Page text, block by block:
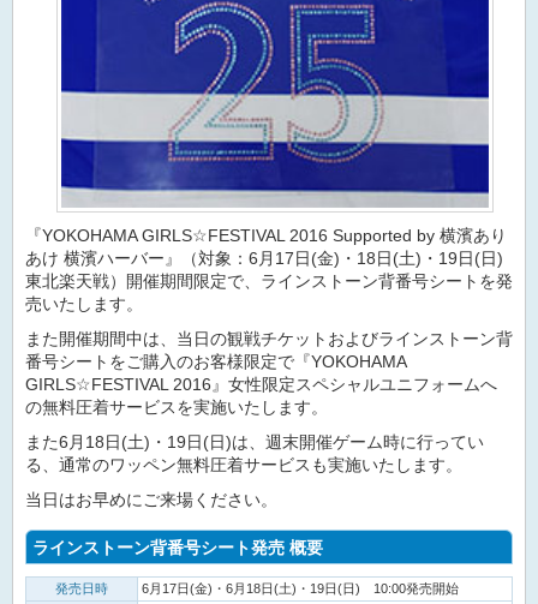
『YOKOHAMA GIRLS☆FESTIVAL 2016 Supported by 横濱あり
あけ 横濱ハーバー』（対象：6月17日(金)・18日(土)・19日(日)
東北楽天戦）開催期間限定で、ラインストーン背番号シートを発
売いたします。
また開催期間中は、当日の観戦チケットおよびラインストーン背
番号シートをご購入のお客様限定で『YOKOHAMA
GIRLS☆FESTIVAL 2016』女性限定スペシャルユニフォームへ
の無料圧着サービスを実施いたします。
また6月18日(土)・19日(日)は、週末開催ゲーム時に行ってい
る、通常のワッペン無料圧着サービスも実施いたします。
当日はお早めにご来場ください。
ラインストーン背番号シート発売 概要
発売日時
6月17日(金)・6月18日(土)・19日(日) 10:00発売開始